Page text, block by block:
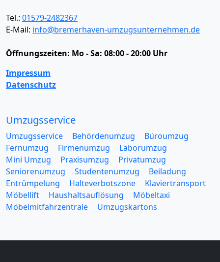
Tel.: 01579-2482367
E-Mail: info@bremerhaven-umzugsunternehmen.de
Öffnungszeiten: Mo - Sa: 08:00 - 20:00 Uhr
Impressum
Datenschutz
Umzugsservice
Umzugsservice Behördenumzug
Büroumzug
Fernumzug
Firmenumzug
Laborumzug
Mini Umzug
Praxisumzug
Privatumzug
Seniorenumzug
Studentenumzug
Beiladung
Entrümpelung
Halteverbotszone
Klaviertransport
Möbellift
Haushaltsauflösung
Möbeltaxi
Möbelmitfahrzentrale
Umzugskartons